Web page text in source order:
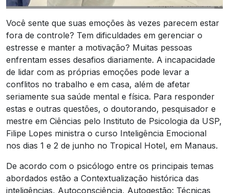
Você sente que suas emoções às vezes parecem estar
fora de controle? Tem dificuldades em gerenciar o
estresse e manter a motivação? Muitas pessoas
enfrentam esses desafios diariamente. A incapacidade
de lidar com as próprias emoções pode levar a
conflitos no trabalho e em casa, além de afetar
seriamente sua saúde mental e física. Para responder
estas e outras questões, o doutorando, pesquisador e
mestre em Ciências pelo Instituto de Psicologia da USP,
Filipe Lopes ministra o curso Inteligência Emocional
nos dias 1 e 2 de junho no Tropical Hotel, em Manaus.
De acordo com o psicólogo entre os principais temas
abordados estão a Contextualização histórica das
inteligências, Autoconsciência, Autogestão: Técnicas